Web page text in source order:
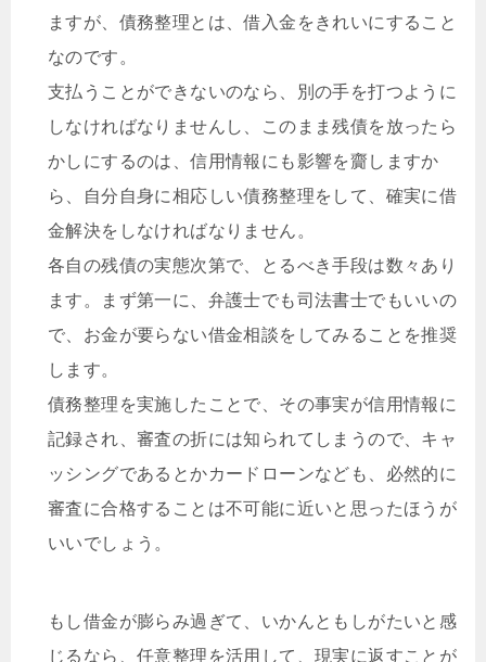
ますが、債務整理とは、借入金をきれいにすること
なのです。
支払うことができないのなら、別の手を打つように
しなければなりませんし、このまま残債を放ったら
かしにするのは、信用情報にも影響を齎しますか
ら、自分自身に相応しい債務整理をして、確実に借
金解決をしなければなりません。
各自の残債の実態次第で、とるべき手段は数々あり
ます。まず第一に、弁護士でも司法書士でもいいの
で、お金が要らない借金相談をしてみることを推奨
します。
債務整理を実施したことで、その事実が信用情報に
記録され、審査の折には知られてしまうので、キャ
ッシングであるとかカードローンなども、必然的に
審査に合格することは不可能に近いと思ったほうが
いいでしょう。
もし借金が膨らみ過ぎて、いかんともしがたいと感
じるなら、任意整理を活用して、現実に返すことが